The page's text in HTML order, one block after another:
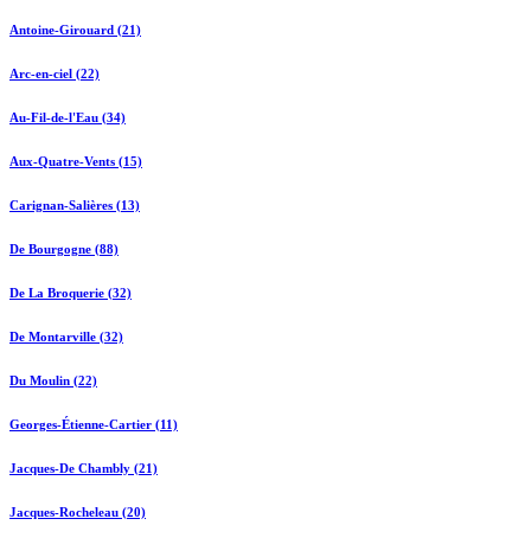
Antoine-Girouard (21)
Arc-en-ciel (22)
Au-Fil-de-l'Eau (34)
Aux-Quatre-Vents (15)
Carignan-Salières (13)
De Bourgogne (88)
De La Broquerie (32)
De Montarville (32)
Du Moulin (22)
Georges-Étienne-Cartier (11)
Jacques-De Chambly (21)
Jacques-Rocheleau (20)